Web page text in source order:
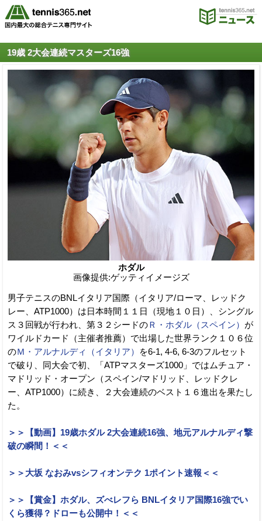
19歳 2大会連続マスターズ16強
ホダル
画像提供:ゲッティイメージズ
男子テニスのBNLイタリア国際（イタリア/ローマ、レッドク
レー、ATP1000）は日本時間１１日（現地１０日）、シングル
ス３回戦が行われ、第３２シードのＲ・ホダル（スペイン） が
ワイルドカード（主催者推薦）で出場した世界ランク１０６位
のＭ・アルナルディ（イタリア）
を6-1, 4-6, 6-3のフルセット
で破り、同大会で初、「ATPマスターズ1000」ではムチュア・
マドリッド・オープン（スペイン/マドリッド、レッドクレ
ー、ATP1000）に続き、２大会連続のベスト１６進出を果たし
た。
＞＞【動画】19歳ホダル 2大会連続16強、地元アルナルディ撃
破の瞬間！＜＜
＞＞大坂 なおみvsシフィオンテク 1ポイント速報＜＜
＞＞【賞金】ホダル、ズべレフら BNLイタリア国際16強でい
くら獲得？ドローも公開中！＜＜